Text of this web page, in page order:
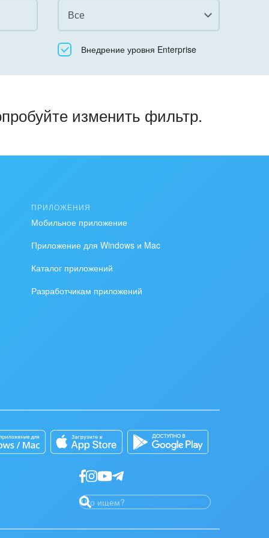
Все
ВсеВнедрение уровня Enterprise
изменить фильтр.
ПРИЛОЖЕНИЯ
Мобильное приложение
Приложение для Windows и Mac
Каталог приложений
Разработчикам приложений